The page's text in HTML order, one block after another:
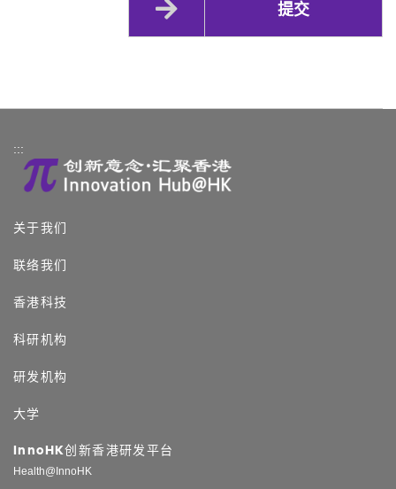
提交
:::
关于我们
联络我们
香港科技
科研机构
研发机构
大学
InnoHK创新香港研发平台
Health@InnoHK